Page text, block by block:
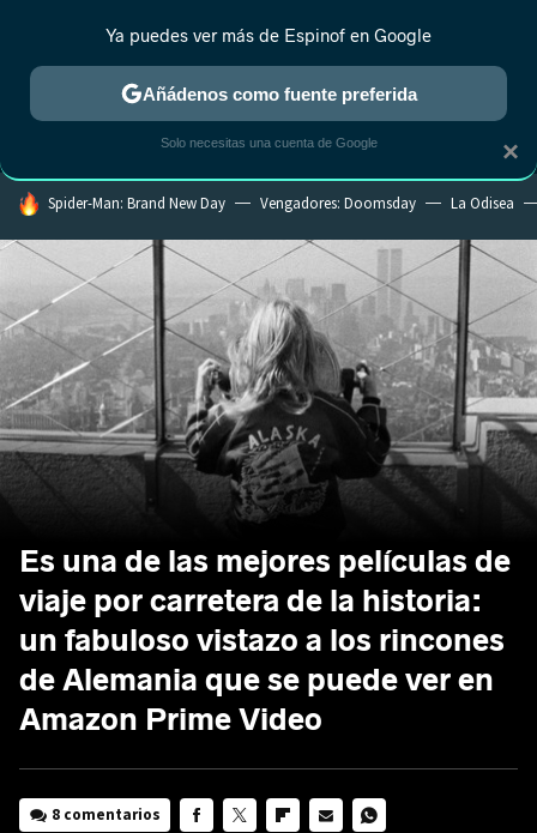
MENÚ NUEVO
ESTRENOS REALITY ANIME RANKINGS CINE
HOY SE HABLA DE
Spider-Man: Brand New Day Vengadores: Doomsday La Odisea
Es una de las mejores películas de
viaje por carretera de la historia:
un fabuloso vistazo a los rincones
de Alemania que se puede ver en
Amazon Prime Video
8 comentarios
×
Ya puedes ver más de Espinof en Google
Añádenos como fuente preferida
Solo necesitas una cuenta de Google